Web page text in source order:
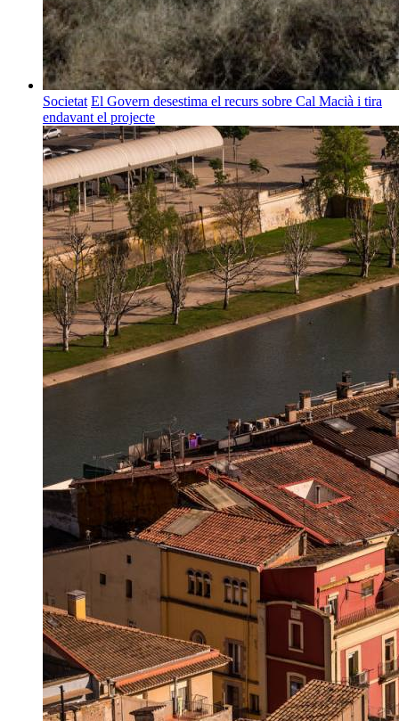
Societat El Govern desestima el recurs sobre Cal Macià i tira
endavant el projecte